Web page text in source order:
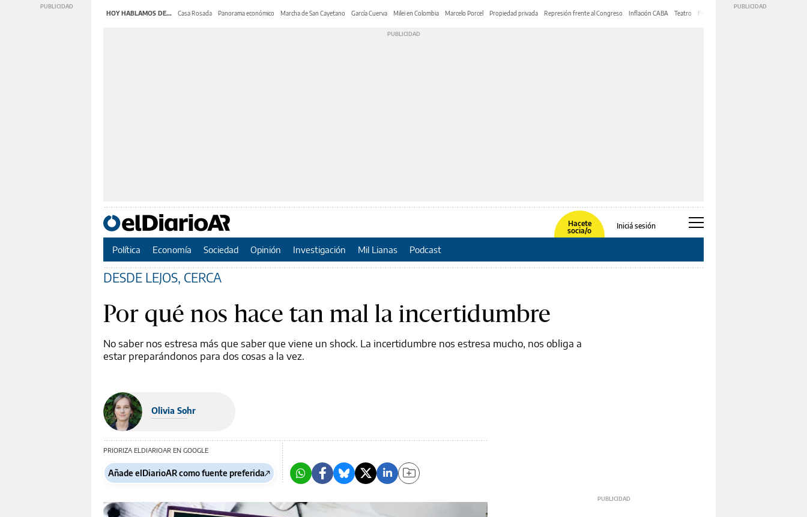
HOY HABLAMOS DE... Casa Rosada Panorama económico Marcha de San Cayetano García Cuerva Milei en Colombia Marcelo Porcel Propiedad privada Represión frente al Congreso Inflación CABA Teatro Feria de Editores
Hacete
socia/o
Iniciá sesión
Política Economía Sociedad Opinión Investigación Mil Lianas Podcast
DESDE LEJOS, CERCA
Por qué nos hace tan mal la incertidumbre
No saber nos estresa más que saber que viene un shock. La incertidumbre nos estresa mucho, nos obliga a
estar preparándonos para dos cosas a la vez.
Olivia Sohr
PRIORIZA ELDIARIOAR EN GOOGLE
Añade elDiarioAR como fuente preferida